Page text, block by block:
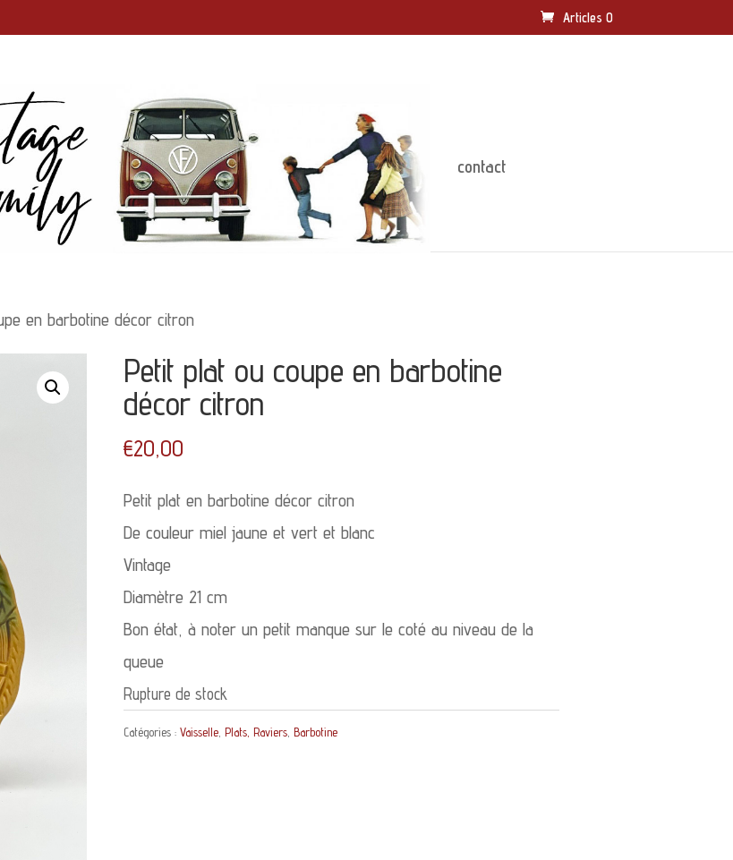
Articles 0
contact
en barbotine décor citron
Petit plat ou coupe en barbotine
décor citron
€20,00
Petit plat en barbotine décor citron
De couleur miel jaune et vert et blanc
Vintage
Diamètre 21 cm
Bon état, à noter un petit manque sur le coté au niveau de la
queue
Rupture de stock
Catégories : Vaisselle, Plats, Raviers, Barbotine